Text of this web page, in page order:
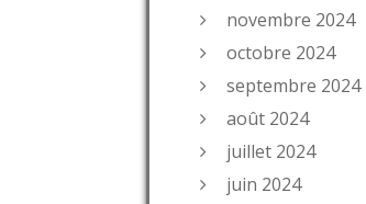
novembre 2024
octobre 2024
septembre 2024
août 2024
juillet 2024
juin 2024